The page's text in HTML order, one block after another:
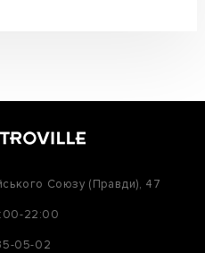
Союзу (Правди), 47
22:00
05-02